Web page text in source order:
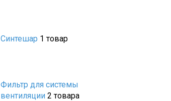
Синтешар 1 товар
Фильтр для системы
вентиляции 2 товара